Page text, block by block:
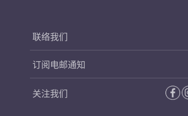
联络我们
订阅电邮通知
关注我们